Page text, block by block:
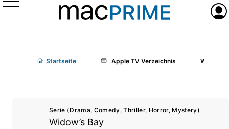
Menü
Startseite Apple TV Verzeichnis Widow’s
Serie (Drama, Comedy, Thriller, Horror, Mystery)
Widow’s Bay